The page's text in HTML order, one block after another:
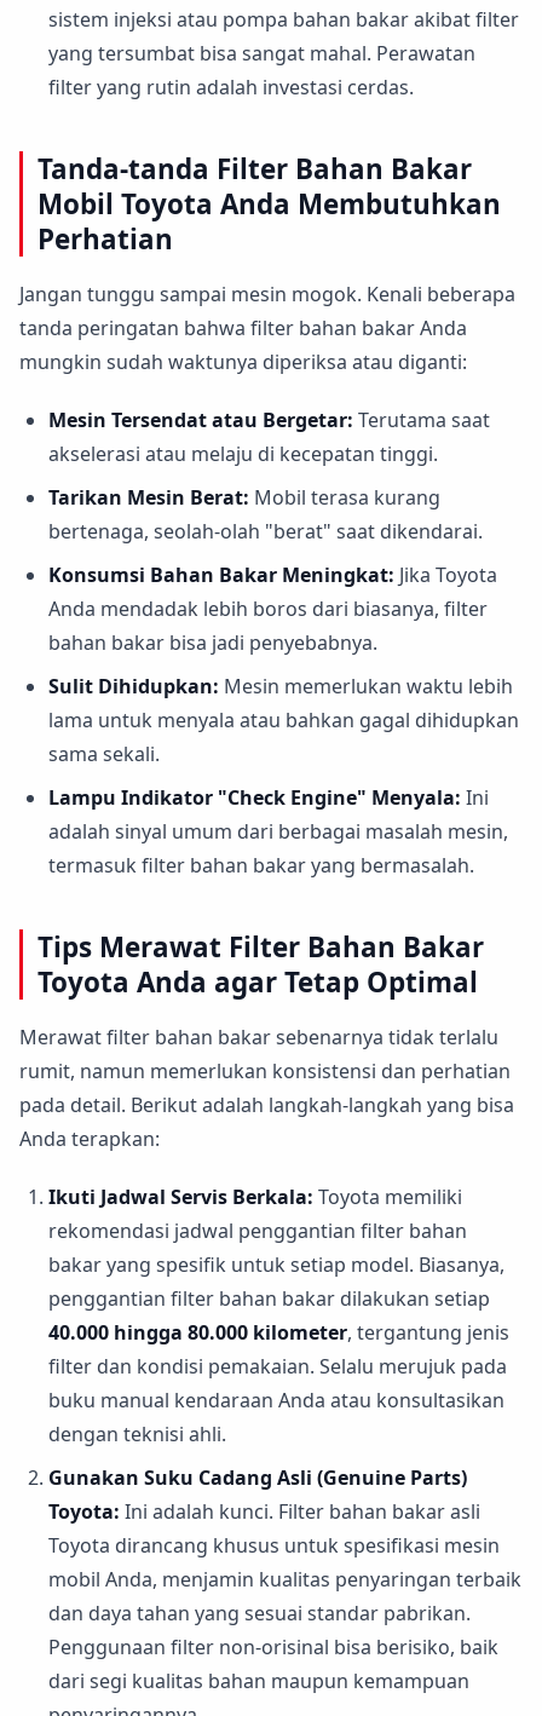
sistem injeksi atau pompa bahan bakar akibat filter
yang tersumbat bisa sangat mahal. Perawatan
filter yang rutin adalah investasi cerdas.
Tanda-tanda Filter Bahan Bakar
Mobil Toyota Anda Membutuhkan
Perhatian
Jangan tunggu sampai mesin mogok. Kenali beberapa
tanda peringatan bahwa filter bahan bakar Anda
mungkin sudah waktunya diperiksa atau diganti:
Mesin Tersendat atau Bergetar: Terutama saat
akselerasi atau melaju di kecepatan tinggi.
Tarikan Mesin Berat: Mobil terasa kurang
bertenaga, seolah-olah "berat" saat dikendarai.
Konsumsi Bahan Bakar Meningkat: Jika Toyota
Anda mendadak lebih boros dari biasanya, filter
bahan bakar bisa jadi penyebabnya.
Sulit Dihidupkan: Mesin memerlukan waktu lebih
lama untuk menyala atau bahkan gagal dihidupkan
sama sekali.
Lampu Indikator "Check Engine" Menyala: Ini
adalah sinyal umum dari berbagai masalah mesin,
termasuk filter bahan bakar yang bermasalah.
Tips Merawat Filter Bahan Bakar
Toyota Anda agar Tetap Optimal
Merawat filter bahan bakar sebenarnya tidak terlalu
rumit, namun memerlukan konsistensi dan perhatian
pada detail. Berikut adalah langkah-langkah yang bisa
Anda terapkan:
Ikuti Jadwal Servis Berkala: Toyota memiliki
rekomendasi jadwal penggantian filter bahan
bakar yang spesifik untuk setiap model. Biasanya,
penggantian filter bahan bakar dilakukan setiap
40.000 hingga 80.000 kilometer, tergantung jenis
filter dan kondisi pemakaian. Selalu merujuk pada
buku manual kendaraan Anda atau konsultasikan
dengan teknisi ahli.
Gunakan Suku Cadang Asli (Genuine Parts)
Toyota: Ini adalah kunci. Filter bahan bakar asli
Toyota dirancang khusus untuk spesifikasi mesin
mobil Anda, menjamin kualitas penyaringan terbaik
dan daya tahan yang sesuai standar pabrikan.
Penggunaan filter non-orisinal bisa berisiko, baik
dari segi kualitas bahan maupun kemampuan